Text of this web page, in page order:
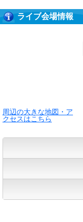
ライブ会場情報
周辺の大きな地図・ア
クセスはこちら